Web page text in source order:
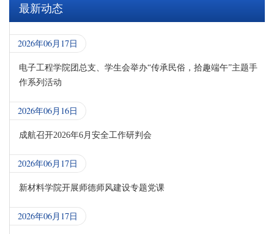
最新动态
2026年06月17日
电子工程学院团总支、学生会举办“传承民俗，拾趣端午”主题手
作系列活动
2026年06月16日
成航召开2026年6月安全工作研判会
2026年06月17日
新材料学院开展师德师风建设专题党课
2026年06月17日